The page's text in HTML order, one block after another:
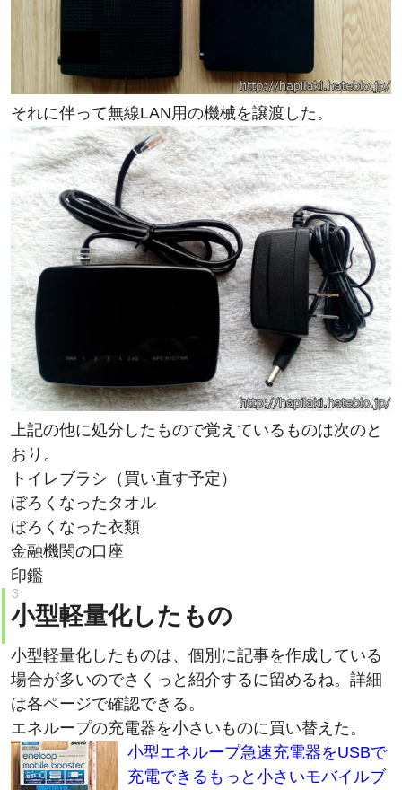
それに伴って無線LAN用の機械を譲渡した。
上記の他に処分したもので覚えているものは次のと
おり。
トイレブラシ（買い直す予定）
ぼろくなったタオル
ぼろくなった衣類
金融機関の口座
印鑑
小型軽量化したもの
小型軽量化したものは、個別に記事を作成している
場合が多いのでさくっと紹介するに留めるね。詳細
は各ページで確認できる。
エネループの充電器を小さいものに買い替えた。
小型エネループ急速充電器をUSBで
充電できるもっと小さいモバイルブ